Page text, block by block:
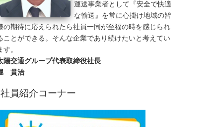
運送事業者として『安全で快適
な輸送』を常に心掛け地域の皆
の期待に応えられたら社員一同が至福の時を感じられ
ことができる。そんな企業であり続けたいと考えてい
す。
陽交通グループ代表取締役社長
貫治
社員紹介コーナー